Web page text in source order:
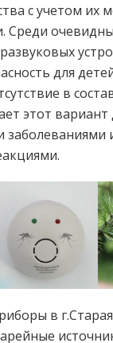
с учетом их
Среди
для
в
этот
заболеваниями
в